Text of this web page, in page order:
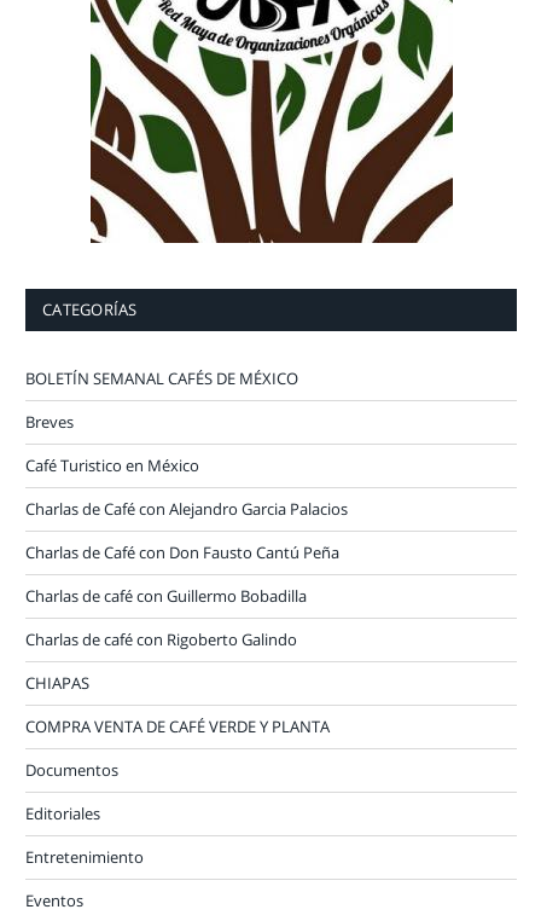
CATEGORÍAS
BOLETÍN SEMANAL CAFÉS DE MÉXICO
Breves
Café Turistico en México
Charlas de Café con Alejandro Garcia Palacios
Charlas de Café con Don Fausto Cantú Peña
Charlas de café con Guillermo Bobadilla
Charlas de café con Rigoberto Galindo
CHIAPAS
COMPRA VENTA DE CAFÉ VERDE Y PLANTA
Documentos
Editoriales
Entretenimiento
Eventos